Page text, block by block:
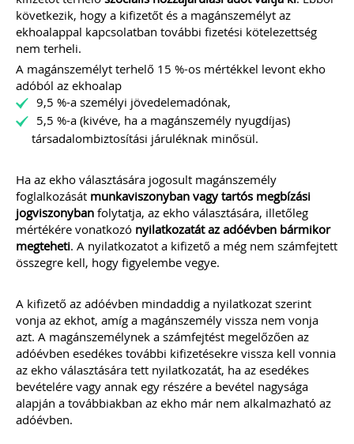
következik, hogy a kifizetőt és a magánszemélyt az
ekhoalappal kapcsolatban további fizetési kötelezettség
nem terheli.
A magánszemélyt terhelő 15 %-os mértékkel levont ekho
adóból az ekhoalap
9,5 %-a személyi jövedelemadónak,
5,5 %-a (kivéve, ha a magánszemély nyugdíjas)
társadalombiztosítási járuléknak minősül.
Ha az ekho választására jogosult magánszemély
foglalkozását munkaviszonyban vagy tartós megbízási
jogviszonyban folytatja, az ekho választására, illetőleg
mértékére vonatkozó nyilatkozatát az adóévben bármikor
megteheti. A nyilatkozatot a kifizető a még nem számfejtett
összegre kell, hogy figyelembe vegye.
A kifizető az adóévben mindaddig a nyilatkozat szerint
vonja az ekhot, amíg a magánszemély vissza nem vonja
azt. A magánszemélynek a számfejtést megelőzően az
adóévben esedékes további kifizetésekre vissza kell vonnia
az ekho választására tett nyilatkozatát, ha az esedékes
bevételére vagy annak egy részére a bevétel nagysága
alapján a továbbiakban az ekho már nem alkalmazható az
adóévben.